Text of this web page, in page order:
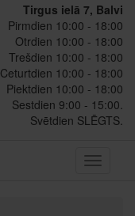
Tirgus ielā 7, Balvi
Pirmdien 10:00 - 18:00
Otrdien 10:00 - 18:00
Trešdien 10:00 - 18:00
Ceturtdien 10:00 - 18:00
Piektdien 10:00 - 18:00
Sestdien 9:00 - 15:00.
Svētdien SLĒGTS.
Toggle